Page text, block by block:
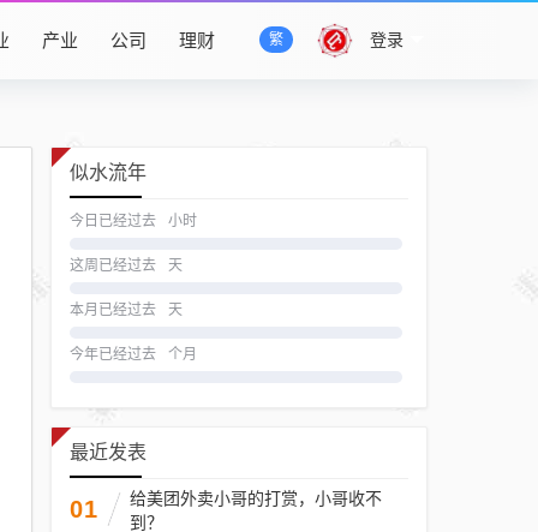
登录
繁
产业 公司 理财
似水流年
今日已经过去 小时
这周已经过去 天
本月已经过去 天
今年已经过去 个月
最近发表
01
给美团外卖小哥的打赏，小哥收不
到？